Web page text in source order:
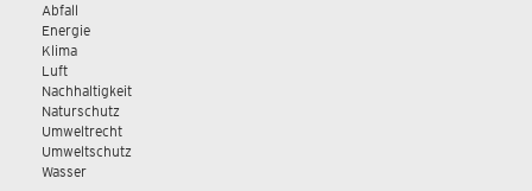
Abfall
Energie
Klima
Luft
Nachhaltigkeit
Naturschutz
Umweltrecht
Umweltschutz
Wasser